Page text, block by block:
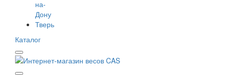
на-
Дону
Тверь
Каталог